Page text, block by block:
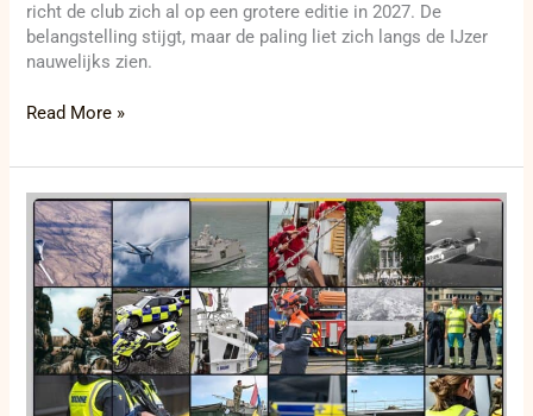
richt de club zich al op een grotere editie in 2027. De
belangstelling stijgt, maar de paling liet zich langs de IJzer
nauwelijks zien.
Read More »
Van
Te
Deum
tot
150.000
bezoekers:
België
vierde
Nationale